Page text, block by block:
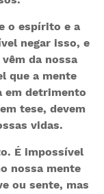
o espírito e a
negar isso, e
da nossa
que a mente
em detrimento
tese, devem
vidas.
É impossível
nossa mente
ou sente, mas